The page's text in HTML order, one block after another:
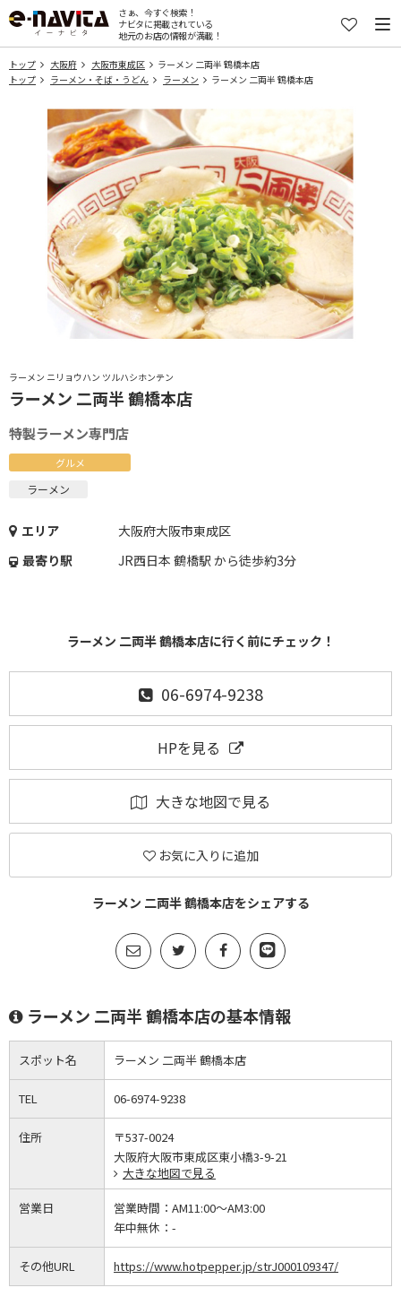
さぁ、今すぐ検索！
ナビタに掲載されている
地元のお店の情報が満載！
トップ 大阪府 大阪市東成区
ラーメン 二両半 鶴橋本店
トップ
ラーメン・そば・うどん ラーメン ラーメン 二両半 鶴橋本店
ラーメン ニリョウハン ツルハシホンテン
ラーメン 二両半 鶴橋本店
特製ラーメン専門店
グルメ
ラーメン
エリア
大阪府大阪市東成区
最寄り駅
JR西日本 鶴橋駅 から徒歩約3分
ラーメン 二両半 鶴橋本店に行く前にチェック！
06-6974-9238
HPを見る
大きな地図で見る
お気に入りに追加
ラーメン 二両半 鶴橋本店をシェアする
ラーメン 二両半 鶴橋本店の基本情報
スポット名 ラーメン 二両半 鶴橋本店
TEL 06-6974-9238
住所
〒537-0024
大阪府大阪市東成区東小橋3-9-21
大きな地図で見る
営業日 営業時間： AM11:00～AM3:00
年中無休： -
その他URL https://www.hotpepper.jp/strJ000109347/